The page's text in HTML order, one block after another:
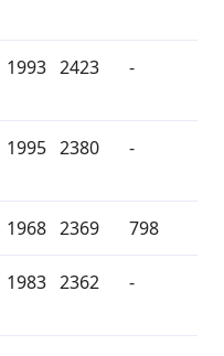
1993 2423 -
1995 2380 -
1968 2369 798
1983 2362 -